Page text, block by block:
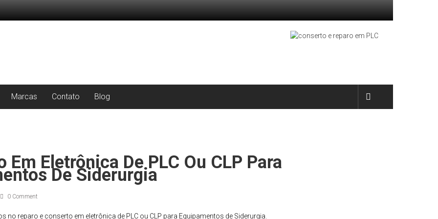
Marcas Contato Blog
Em Eletrônica De PLC Ou CLP Para
De Siderurgia
0 Comment
no reparo e conserto em eletrônica de PLC ou CLP para Equipamentos de Siderurgia.